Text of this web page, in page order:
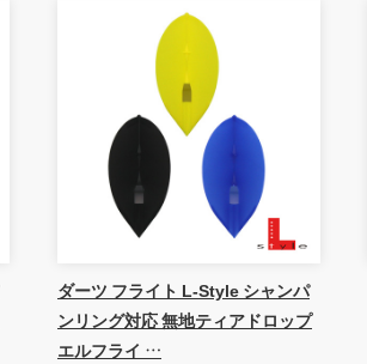
ダーツ フライト L-Style シャンパ
ンリング対応 無地ティアドロップ
エルフライ …